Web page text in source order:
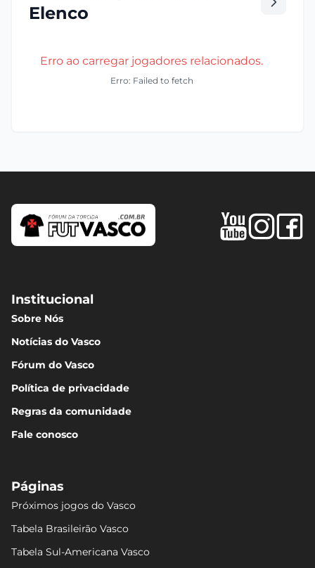
Elenco
Erro ao carregar jogadores relacionados.
Erro: Failed to fetch
Institucional
Sobre Nós
Notícias do Vasco
Fórum do Vasco
Política de privacidade
Regras da comunidade
Fale conosco
Páginas
Próximos jogos do Vasco
Tabela Brasileirão Vasco
Tabela Sul-Americana Vasco